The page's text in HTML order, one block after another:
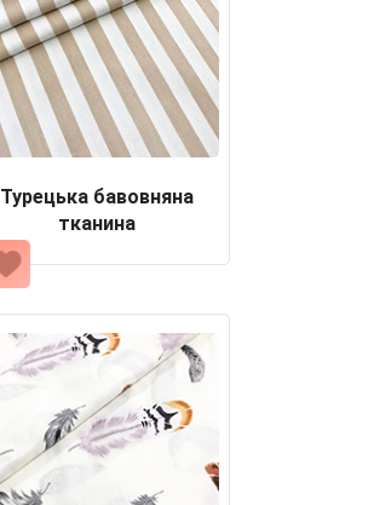
Турецька бавовняна
тканина